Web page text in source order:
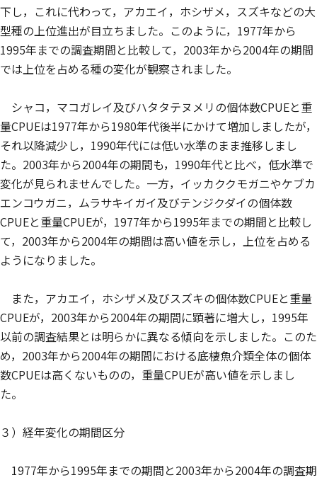
下し，これに代わって，アカエイ，ホシザメ，スズキなどの大
型種の上位進出が目立ちました。このように，1977年から
1995年までの調査期間と比較して，2003年から2004年の期間
では上位を占める種の変化が観察されました。
シャコ，マコガレイ及びハタタテヌメリの個体数CPUEと重
量CPUEは1977年から1980年代後半にかけて増加しましたが，
それ以降減少し，1990年代には低い水準のまま推移しまし
た。2003年から2004年の期間も，1990年代と比べ，低水準で
変化が見られませんでした。一方，イッカククモガニやケブカ
エンコウガニ，ムラサキイガイ及びテンジクダイの個体数
CPUEと重量CPUEが，1977年から1995年までの期間と比較し
て，2003年から2004年の期間は高い値を示し，上位を占める
ようになりました。
また，アカエイ，ホシザメ及びスズキの個体数CPUEと重量
CPUEが，2003年から2004年の期間に顕著に増大し，1995年
以前の調査結果とは明らかに異なる傾向を示しました。このた
め，2003年から2004年の期間における底棲魚介類全体の個体
数CPUEは高くないものの，重量CPUEが高い値を示しまし
た。
３）経年変化の期間区分
1977年から1995年までの期間と2003年から2004年の調査期